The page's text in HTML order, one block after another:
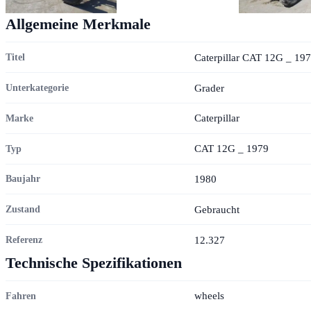
Allgemeine Merkmale
Titel Caterpillar CAT 12G _
Unterkategorie Grader
Marke Caterpillar
Typ CAT 12G _ 1979
Baujahr 1980
Zustand Gebraucht
Referenz 12.327
Technische Spezifikationen
Fahren wheels